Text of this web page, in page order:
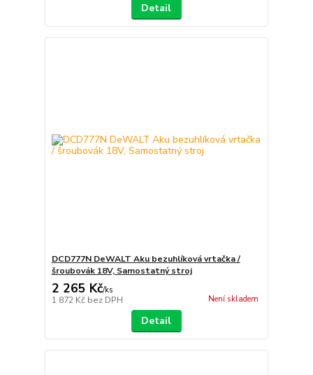
Detail
DCD777N DeWALT Aku bezuhlíková vrtačka /
šroubovák 18V, Samostatný stroj
2 265 Kč/ks
1 872 Kč bez DPH Není skladem
Detail